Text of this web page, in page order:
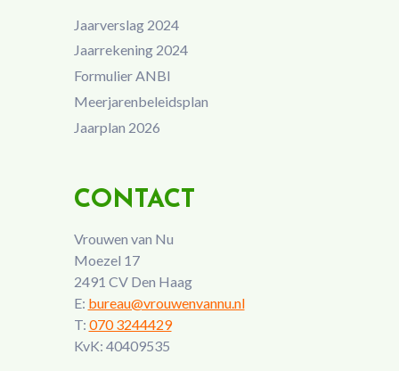
Jaarverslag 2024
Jaarrekening 2024
Formulier ANBI
Meerjarenbeleidsplan
Jaarplan 2026
CONTACT
Vrouwen van Nu
Moezel 17
2491 CV Den Haag
E: bureau@vrouwenvannu.nl
T: 070 3244429
KvK: 40409535